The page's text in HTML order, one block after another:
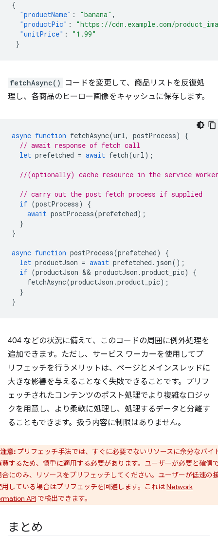
{
"productName" : "banana" ,
"productPic" :
"https://cdn.example.com/
"unitPrice" :
"1.99"
}
fetchAsync()
コードを変更して、商品リストを反復処
理し、各商品のヒーロー画像をキャッシュに保存します。
async function fetchAsync(url, postProcess)
{
// await response of fetch call
let prefetched = await fetch(url);
//(optionally) cache resource in the service
// carry out the post fetch process if supplied
if (postProcess)
{
await postProcess(prefetched);
}
}
async function postProcess(prefetched)
{
let productJson = await prefetched . json();
if (productJson && productJson .product_pic)
{
fetchAsync(productJson .product_pic);
}
}
404 などの状況に備えて、このコードの周囲に例外処理を
追加できます。ただし、サービス ワーカーを使用してプ
リフェッチを行うメリットは、ページとメインスレッドに
大きな影響を与えることなく失敗できることです。プリフ
ェッチされたコンテンツのポスト処理でより複雑なロジッ
クを用意し、より柔軟に処理し、処理するデータと分離す
ることもできます。扱う内容に制限はありません。
注意: プリフェッチ手法では、すぐに必要でないリソースに余分なバイ
費するため、慎重に適用する必要があります。ユーザーが必要と確信
合にのみ、リソースをプリフェッチしてください。ユーザーが低速の
用している場合はプリフェッチを回避します。これはNetwork
API で検出できます。
まとめ